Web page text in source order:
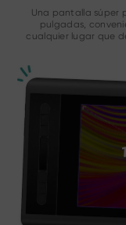
Una pantalla súper
pulgadas,
cualquier lugar que